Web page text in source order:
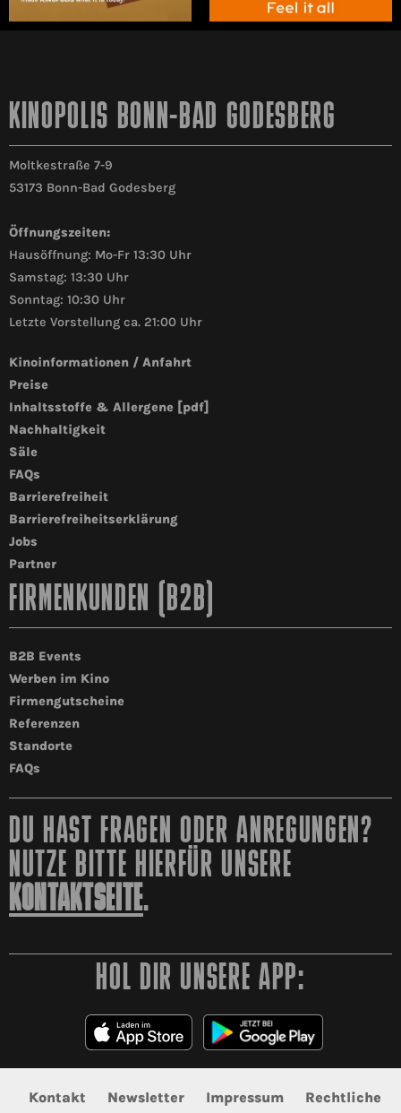
KINOPOLIS BONN-BAD GODESBERG
Moltkestraße 7-9
53173 Bonn-Bad Godesberg
Öffnungszeiten:
Hausöffnung: Mo-Fr 13:30 Uhr
Samstag: 13:30 Uhr
Sonntag: 10:30 Uhr
Letzte Vorstellung ca. 21:00 Uhr
Kinoinformationen / Anfahrt
Preise
Inhaltsstoffe & Allergene [pdf]
Nachhaltigkeit
Säle
FAQs
Barrierefreiheit
Barrierefreiheitserklärung
Jobs
Partner
FIRMENKUNDEN (B2B)
B2B Events
Werben im Kino
Firmengutscheine
Referenzen
Standorte
FAQs
DU HAST FRAGEN ODER ANREGUNGEN?
NUTZE BITTE HIERFÜR UNSERE
KONTAKTSEITE.
HOL DIR UNSERE APP:
Kontakt Newsletter Impressum
Rechtliche